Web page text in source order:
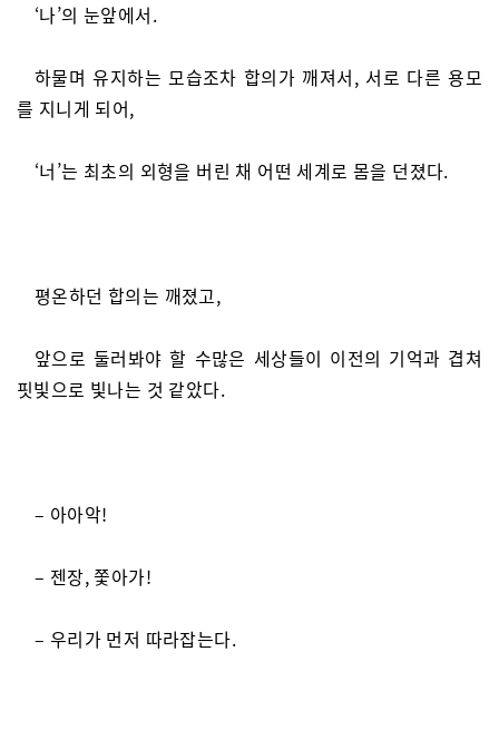
‘나’의 눈앞에서.
하물며 유지하는 모습조차 합의가 깨져서, 서로 다른 용모
를 지니게 되어,
‘너’는 최초의 외형을 버린 채 어떤 세계로 몸을 던졌다.
평온하던 합의는 깨졌고,
앞으로 둘러봐야 할 수많은 세상들이 이전의 기억과 겹쳐
핏빛으로 빛나는 것 같았다.
– 아아악!
– 젠장, 쫓아가!
– 우리가 먼저 따라잡는다.